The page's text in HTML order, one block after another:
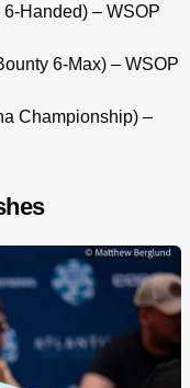
Handed) – WSOP
6-Max) – WSOP
Championship) –